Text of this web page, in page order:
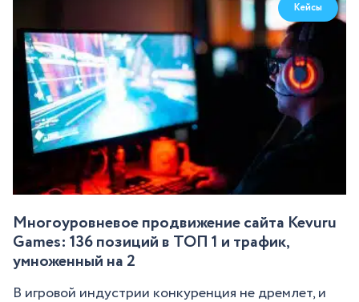
Кейсы
Многоуровневое продвижение сайта Kevuru
Games: 136 позиций в ТОП 1 и трафик,
умноженный на 2
В игровой индустрии конкуренция не дремлет, и